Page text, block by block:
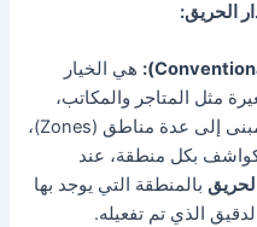
الحريق:
هي الخيار
مثل المتاجر والمكاتب،
يعمل هذا النظام على تقسيم المبنى إلى عدة مناطق (Zones)،
بكل منطقة، عند
بالمنطقة التي يوجد بها
الذي تم تفعيله.